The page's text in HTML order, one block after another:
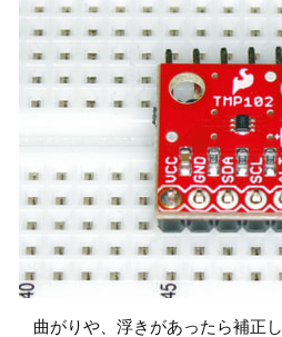
曲がりや、浮きがあったら補正